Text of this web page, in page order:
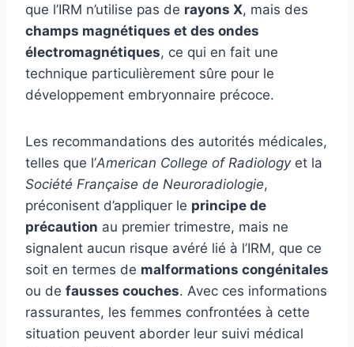
que l’IRM n’utilise pas de rayons X, mais des
champs magnétiques et des ondes
électromagnétiques, ce qui en fait une
technique particulièrement sûre pour le
développement embryonnaire précoce.
Les recommandations des autorités médicales,
telles que l’American College of Radiologyet la
Société Française de Neuroradiologie,
préconisent d’appliquer le principe de
précaution au premier trimestre, mais ne
signalent aucun risque avéré lié à l’IRM, que ce
soit en termes de malformations congénitales
ou de fausses couches. Avec ces informations
rassurantes, les femmes confrontées à cette
situation peuvent aborder leur suivi médical